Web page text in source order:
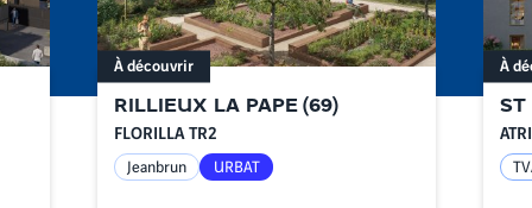
RILLIEUX LA PAPE (69)
FLORILLA TR2
À découvrir
Jeanbrun URBAT
ST
À